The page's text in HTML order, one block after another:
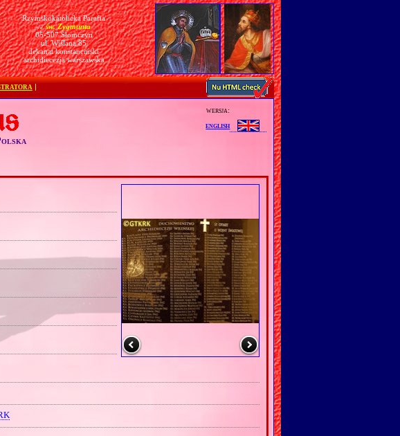
Rzymskokatolicka Parafia
pw.św. Zygmunta
05-507 Słomczyn
ul. Wiślana 85
dekanat konstanciński
archidiecezja warszawska
wersja:
english